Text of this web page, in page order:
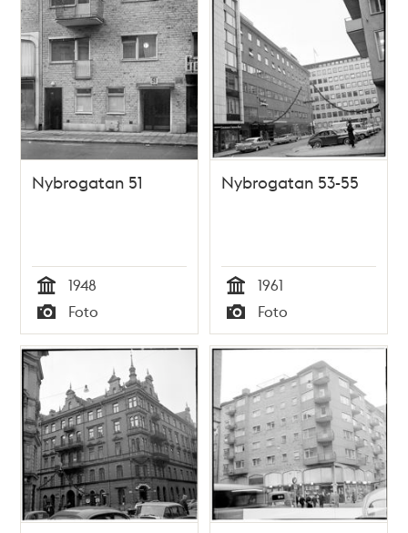
Nybrogatan 51
Tid
1948
Typ
Foto
Nybrogatan 53-55
Tid
1961
Typ
Foto